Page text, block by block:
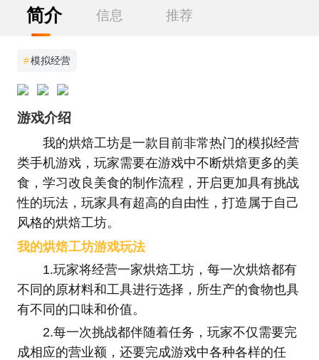
简介 信息 推荐
#模拟经营
游戏介绍
我的烘焙工坊是一款目前非常热门的模拟经营
类手机游戏，玩家需要在游戏中不断烘焙更多的美
食，学习改良美食的制作流程，开启更加具有挑战
性的玩法，玩家具有超高的自由性，打造属于自己
风格的烘焙工坊。
我的烘焙工坊游戏玩法
1.玩家将经营一家烘焙工坊，每一次烘焙都有
不同的原材料和工具进行选择，所生产的食物也具
有不同的口味和价值。
2.每一次挑战都伴随着任务，玩家不仅需要完
成相应的营业额，还要完成游戏中各种各样的任